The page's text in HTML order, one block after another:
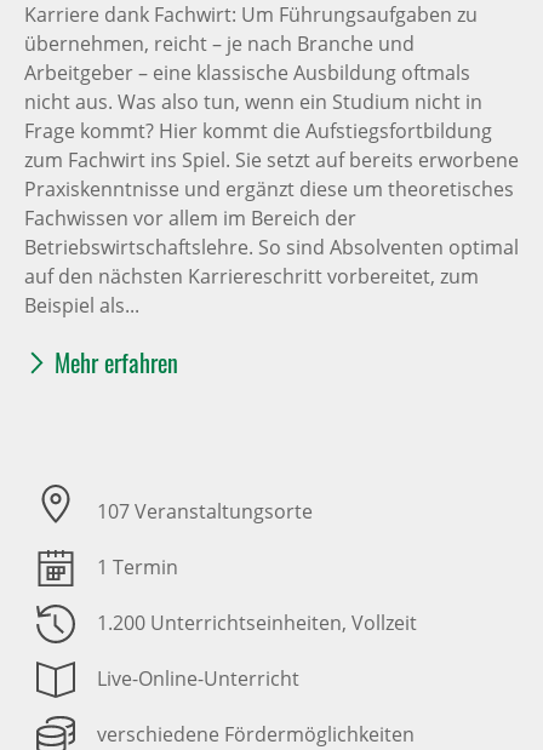
Karriere dank Fachwirt: Um Führungsaufgaben zu
übernehmen, reicht – je nach Branche und
Arbeitgeber – eine klassische Ausbildung oftmals
nicht aus. Was also tun, wenn ein Studium nicht in
Frage kommt? Hier kommt die Aufstiegsfortbildung
zum Fachwirt ins Spiel. Sie setzt auf bereits erworbene
Praxiskenntnisse und ergänzt diese um theoretisches
Fachwissen vor allem im Bereich der
Betriebswirtschaftslehre. So sind Absolventen optimal
auf den nächsten Karriereschritt vorbereitet, zum
Beispiel als...
Mehr erfahren
107 Veranstaltungsorte
1 Termin
1.200 Unterrichtseinheiten, Vollzeit
Live-Online-Unterricht
verschiedene Fördermöglichkeiten